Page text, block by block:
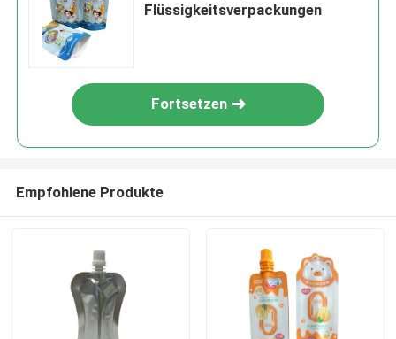
Flüssigkeitsverpackungen
Fortsetzen
Empfohlene Produkte